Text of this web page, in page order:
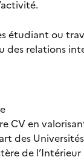
étudiant ou
des relations
CV en
des
de